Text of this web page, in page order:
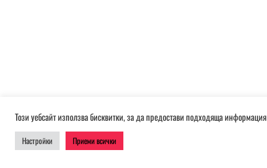
Този уебсайт използва бисквитки, за да предостави подходяща
Настройки Приеми всички